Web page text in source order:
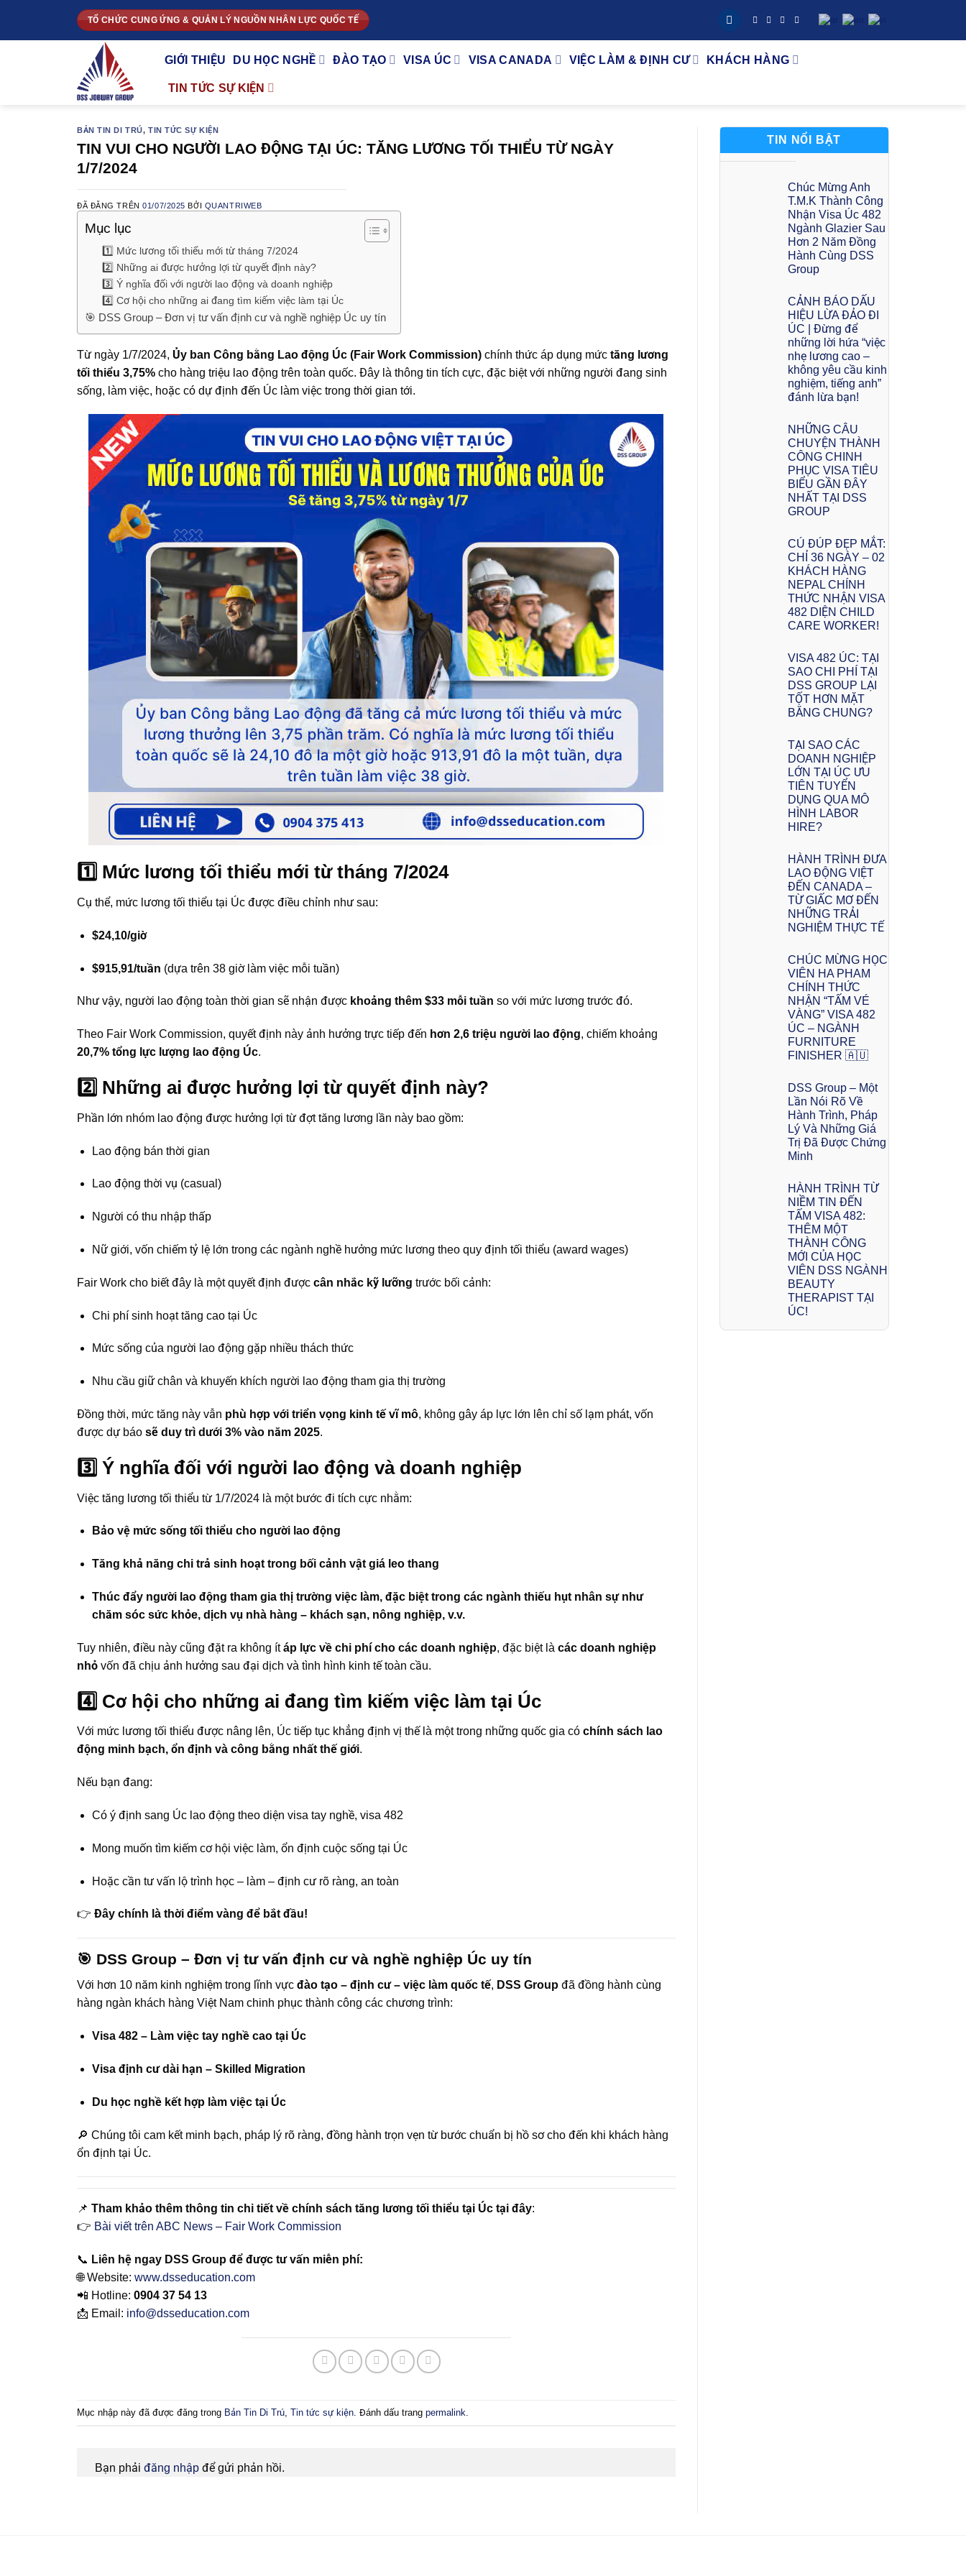
nội
TỔ CHỨC CUNG ỨNG & QUẢN LÝ NGUỒN NHÂN LỰC QUỐC TẾ
GIỚI THIỆU DU HỌC NGHỀ ĐÀO TẠO VISA ÚC VISA CANADA VIỆC LÀM & ĐỊNH CƯ KHÁCH HÀNG
TIN TỨC SỰ KIỆN
BẢN TIN DI TRÚ, TIN TỨC SỰ KIỆN
TIN VUI CHO NGƯỜI LAO ĐỘNG TẠI ÚC: TĂNG LƯƠNG TỐI THIỂU TỪ NGÀY
1/7/2024
ĐÃ ĐĂNG TRÊN01/07/2025 BỞI QUANTRIWEB
Mục lục
1️⃣ Mức lương tối thiểu mới từ tháng 7/2024
2️⃣ Những ai được hưởng lợi từ quyết định này?
3️⃣ Ý nghĩa đối với người lao động và doanh nghiệp
4️⃣ Cơ hội cho những ai đang tìm kiếm việc làm tại Úc
🎯 DSS Group – Đơn vị tư vấn định cư và nghề nghiệp Úc uy tín
Từ ngày 1/7/2024, Ủy ban Công bằng Lao động Úc (Fair Work Commission) chính thức áp dụng mức tăng lương
tối thiểu 3,75% cho hàng triệu lao động trên toàn quốc. Đây là thông tin tích cực, đặc biệt với những người đang sinh
sống, làm việc, hoặc có dự định đến Úc làm việc trong thời gian tới.
1️⃣ Mức lương tối thiểu mới từ tháng 7/2024
Cụ thể, mức lương tối thiểu tại Úc được điều chỉnh như sau:
$24,10/giờ
$915,91/tuần (dựa trên 38 giờ làm việc mỗi tuần)
Như vậy, người lao động toàn thời gian sẽ nhận được khoảng thêm $33 mỗi tuần so với mức lương trước đó.
Theo Fair Work Commission, quyết định này ảnh hưởng trực tiếp đến hơn 2,6 triệu người lao động, chiếm khoảng
20,7% tổng lực lượng lao động Úc.
2️⃣ Những ai được hưởng lợi từ quyết định này?
Phần lớn nhóm lao động được hưởng lợi từ đợt tăng lương lần này bao gồm:
Lao động bán thời gian
Lao động thời vụ (casual)
Người có thu nhập thấp
Nữ giới, vốn chiếm tỷ lệ lớn trong các ngành nghề hưởng mức lương theo quy định tối thiểu (award wages)
Fair Work cho biết đây là một quyết định được cân nhắc kỹ lưỡng trước bối cảnh:
Chi phí sinh hoạt tăng cao tại Úc
Mức sống của người lao động gặp nhiều thách thức
Nhu cầu giữ chân và khuyến khích người lao động tham gia thị trường
Đồng thời, mức tăng này vẫn phù hợp với triển vọng kinh tế vĩ mô, không gây áp lực lớn lên chỉ số lạm phát, vốn
được dự báo sẽ duy trì dưới 3% vào năm 2025.
3️⃣ Ý nghĩa đối với người lao động và doanh nghiệp
Việc tăng lương tối thiểu từ 1/7/2024 là một bước đi tích cực nhằm:
Bảo vệ mức sống tối thiểu cho người lao động
Tăng khả năng chi trả sinh hoạt trong bối cảnh vật giá leo thang
Thúc đẩy người lao động tham gia thị trường việc làm, đặc biệt trong các ngành thiếu hụt nhân sự như
chăm sóc sức khỏe, dịch vụ nhà hàng – khách sạn, nông nghiệp, v.v.
Tuy nhiên, điều này cũng đặt ra không ítáp lực về chi phí cho các doanh nghiệp, đặc biệt là các doanh nghiệp
nhỏ vốn đã chịu ảnh hưởng sau đại dịch và tình hình kinh tế toàn cầu.
4️⃣ Cơ hội cho những ai đang tìm kiếm việc làm tại Úc
Với mức lương tối thiểu được nâng lên, Úc tiếp tục khẳng định vị thế là một trong những quốc gia có chính sách lao
động minh bạch, ổn định và công bằng nhất thế giới.
Nếu bạn đang:
Có ý định sang Úc lao động theo diện visa tay nghề, visa 482
Mong muốn tìm kiếm cơ hội việc làm, ổn định cuộc sống tại Úc
Hoặc cần tư vấn lộ trình học – làm – định cư rõ ràng, an toàn
👉 Đây chính là thời điểm vàng để bắt đầu!
🎯 DSS Group – Đơn vị tư vấn định cư và nghề nghiệp Úc uy tín
Với hơn 10 năm kinh nghiệm trong lĩnh vực đào tạo – định cư – việc làm quốc tế, DSS Group đã đồng hành cùng
hàng ngàn khách hàng Việt Nam chinh phục thành công các chương trình:
Visa 482 – Làm việc tay nghề cao tại Úc
Visa định cư dài hạn – Skilled Migration
Du học nghề kết hợp làm việc tại Úc
🔎 Chúng tôi cam kết minh bạch, pháp lý rõ ràng, đồng hành trọn vẹn từ bước chuẩn bị hồ sơ cho đến khi khách hàng
ổn định tại Úc.
📌 Tham khảo thêm thông tin chi tiết về chính sách tăng lương tối thiểu tại Úc tại đây:
👉 Bài viết trên ABC News – Fair Work Commission
📞 Liên hệ ngay DSS Group để được tư vấn miễn phí:
🌐 Website: www.dsseducation.com
📲 Hotline: 0904 37 54 13
📩 Email: info@dsseducation.com
Mục nhập này đã được đăng trong Bản Tin Di Trú Tin tức sự kiện . Đánh dấu trang permalink
Bạn phải đăng nhập để gửi phản hồi.
TIN NỔI BẬT
Chúc Mừng Anh
T.M.K Thành Công
Nhận Visa Úc 482
Ngành Glazier Sau
Hơn 2 Năm Đồng
Hành Cùng DSS
Group
CẢNH BÁO DẤU
HIỆU LỪA ĐẢO ĐI
ÚC | Đừng để
những lời hứa “việc
nhẹ lương cao –
không yêu cầu kinh
nghiệm, tiếng anh”
đánh lừa bạn!
NHỮNG CÂU
CHUYỆN THÀNH
CÔNG CHINH
PHỤC VISA TIÊU
BIỂU GẦN ĐÂY
NHẤT TẠI DSS
GROUP
CÚ ĐÚP ĐẸP MẮT:
CHỈ 36 NGÀY – 02
KHÁCH HÀNG
NEPAL CHÍNH
THỨC NHẬN VISA
482 DIỆN CHILD
CARE WORKER!
VISA 482 ÚC: TẠI
SAO CHI PHÍ TẠI
DSS GROUP LẠI
TỐT HƠN MẶT
BẰNG CHUNG?
TẠI SAO CÁC
DOANH NGHIỆP
LỚN TẠI ÚC ƯU
TIÊN TUYỂN
DỤNG QUA MÔ
HÌNH LABOR
HIRE?
HÀNH TRÌNH ĐƯA
LAO ĐỘNG VIỆT
ĐẾN CANADA –
TỪ GIẤC MƠ ĐẾN
NHỮNG TRẢI
NGHIỆM THỰC TẾ
CHÚC MỪNG HỌC
VIÊN HA PHAM
CHÍNH THỨC
NHẬN “TẤM VÉ
VÀNG” VISA 482
ÚC – NGÀNH
FURNITURE
FINISHER 🇦🇺
DSS Group – Một
Lần Nói Rõ Về
Hành Trình, Pháp
Lý Và Những Giá
Trị Đã Được Chứng
Minh
HÀNH TRÌNH TỪ
NIỀM TIN ĐẾN
TẤM VISA 482:
THÊM MỘT
THÀNH CÔNG
MỚI CỦA HỌC
VIÊN DSS NGÀNH
BEAUTY
THERAPIST TẠI
ÚC!